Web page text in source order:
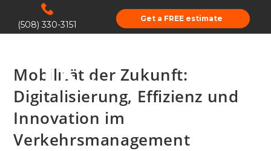
(508) 330-3151
Get a FREE estimate
Mobilität der Zukunft:
Digitalisierung, Effizienz und
Innovation im
Verkehrsmanagement